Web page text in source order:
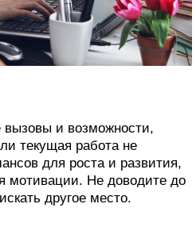
и возможности,
текущая работа не
для роста и развития,
мотивации. Не доводите до
другое место.